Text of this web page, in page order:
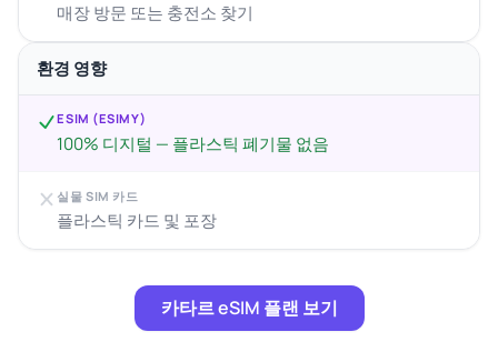
매장 방문 또는 충전소 찾기
환경 영향
ESIM (ESIMY)
100% 디지털 — 플라스틱 폐기물 없음
실물 SIM 카드
플라스틱 카드 및 포장
카타르 eSIM 플랜 보기